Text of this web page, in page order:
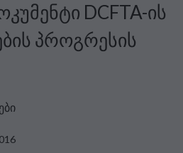
DCFTA-ის
პროგრესის